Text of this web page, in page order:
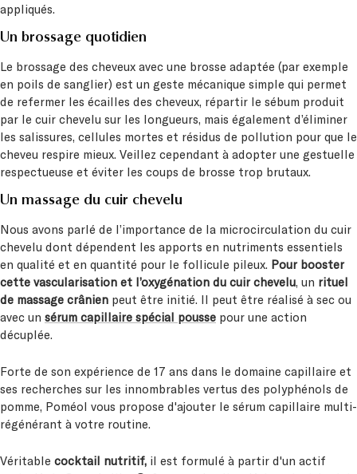
appliqués.
Un brossage quotidien
Le brossage des cheveux avec une brosse adaptée (par exemple
en poils de sanglier) est un geste mécanique simple qui permet
de refermer les écailles des cheveux, répartir le sébum produit
par le cuir chevelu sur les longueurs, mais également d’éliminer
les salissures, cellules mortes et résidus de pollution pour que le
cheveu respire mieux. Veillez cependant à adopter une gestuelle
respectueuse et éviter les coups de brosse trop brutaux.
Un massage du cuir chevelu
Nous avons parlé de l’importance de la microcirculation du cuir
chevelu dont dépendent les apports en nutriments essentiels
en qualité et en quantité pour le follicule pileux. Pour booster
cette vascularisation et l’oxygénation du cuir chevelu, un rituel
de massage crânien peut être initié. Il peut être réalisé à sec ou
avec un sérum capillaire spécial pousse pour une action
décuplée.
Forte de son expérience de 17 ans dans le domaine capillaire et
ses recherches sur les innombrables vertus des polyphénols de
pomme, Poméol vous propose d'ajouter le sérum capillaire multi-
régénérant à votre routine.
Véritable cocktail nutritif, il est formulé à partir d'un actif